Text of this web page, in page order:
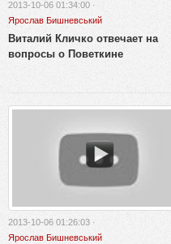
2013-10-06 01:34:00 ·
Ярослав Бишневський
Виталий Кличко отвечает на
вопросы о Поветкине
2013-10-06 01:26:03 ·
Ярослав Бишневський